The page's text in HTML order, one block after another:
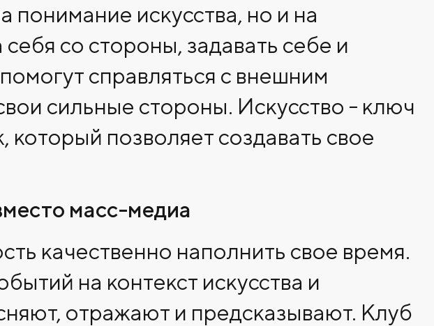
понимание искусства, но и на
со стороны, задавать себе и
справляться с внешним
сильные стороны. Искусство - ключ
который позволяет создавать свое
масс-медиа
качественно наполнить свое время.
на контекст искусства и
отражают и предсказывают. Клуб